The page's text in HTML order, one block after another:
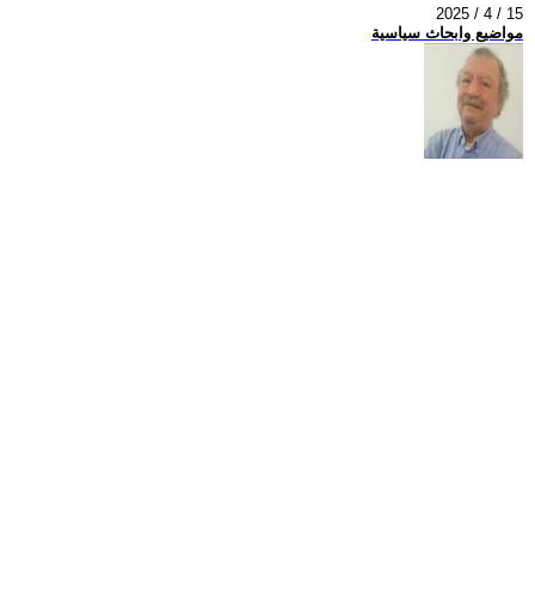
2025 / 4 / 15
مواضيع وابحاث سياسية